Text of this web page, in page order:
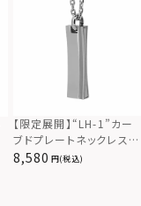
【限定展開】“LH-1”カー
ブドプレートネックレス/
サージカルステンレス（金
8,580 (税込)